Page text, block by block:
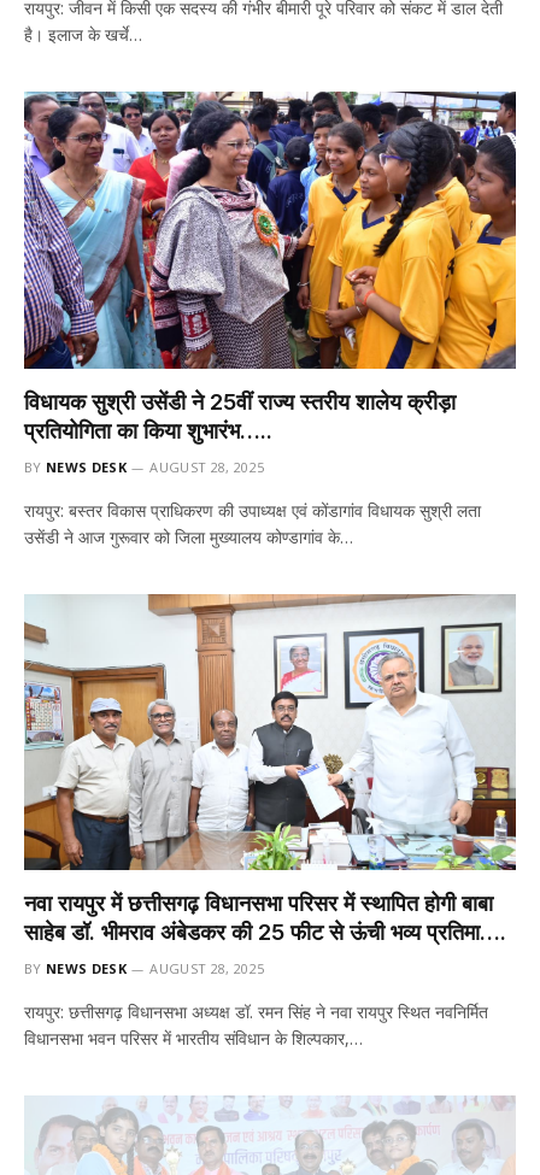
रायपुर: जीवन में किसी एक सदस्य की गंभीर बीमारी पूरे परिवार को संकट में डाल देती
है। इलाज के खर्चे…
विधायक सुश्री उसेंडी ने 25वीं राज्य स्तरीय शालेय क्रीड़ा
प्रतियोगिता का किया शुभारंभ…..
BY NEWS DESK AUGUST 28, 2025
रायपुर: बस्तर विकास प्राधिकरण की उपाध्यक्ष एवं कोंडागांव विधायक सुश्री लता
उसेंडी ने आज गुरूवार को जिला मुख्यालय कोण्डागांव के…
नवा रायपुर में छत्तीसगढ़ विधानसभा परिसर में स्थापित होगी बाबा
साहेब डॉ. भीमराव अंबेडकर की 25 फीट से ऊंची भव्य प्रतिमा….
BY NEWS DESK AUGUST 28, 2025
रायपुर: छत्तीसगढ़ विधानसभा अध्यक्ष डॉ. रमन सिंह ने नवा रायपुर स्थित नवनिर्मित
विधानसभा भवन परिसर में भारतीय संविधान के शिल्पकार,…